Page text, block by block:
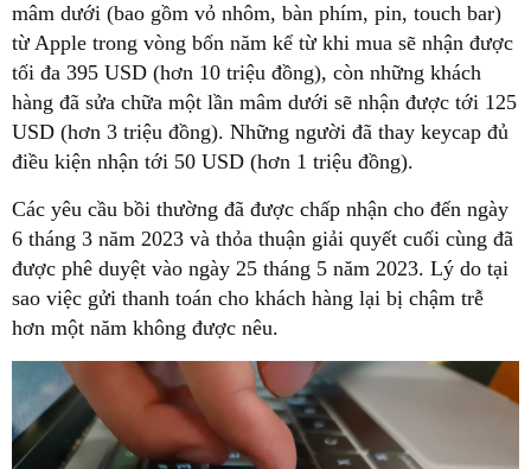
mâm dưới (bao gồm vỏ nhôm, bàn phím, pin, touch bar)
từ Apple trong vòng bốn năm kể từ khi mua sẽ nhận được
tối đa 395 USD (hơn 10 triệu đồng), còn những khách
hàng đã sửa chữa một lần mâm dưới sẽ nhận được tới 125
USD (hơn 3 triệu đồng). Những người đã thay keycap đủ
điều kiện nhận tới 50 USD (hơn 1 triệu đồng).
Các yêu cầu bồi thường đã được chấp nhận cho đến ngày
6 tháng 3 năm 2023 và thỏa thuận giải quyết cuối cùng đã
được phê duyệt vào ngày 25 tháng 5 năm 2023. Lý do tại
sao việc gửi thanh toán cho khách hàng lại bị chậm trễ
hơn một năm không được nêu.